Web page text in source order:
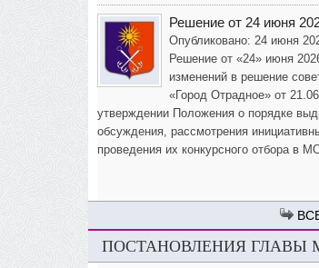
Решение от 24 июня
Опубликовано: 24 июня
Решение от «24» июня
изменений в решение
«Город Отрадное» от
утверждении Положения о порядке
обсуждения, рассмотрения
проведения их конкурсного отбора в
ПОСТАНОВЛЕНИЯ ГЛАВЫ